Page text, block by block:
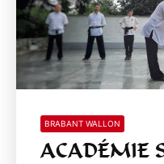
BRABANT WALLON
ACADÉMIE